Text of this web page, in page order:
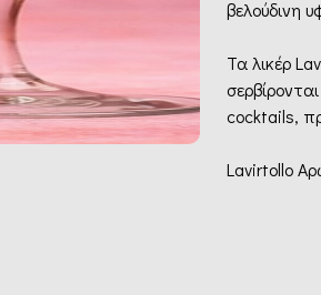
βελούδινη
Τα λικέρ
cocktails,
Lavirtollo